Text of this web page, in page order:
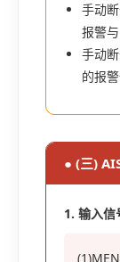
手动
报警
手动
的报警
● (三)
1. 输入信